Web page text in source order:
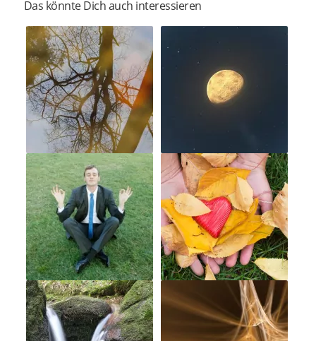
Das könnte Dich auch interessieren